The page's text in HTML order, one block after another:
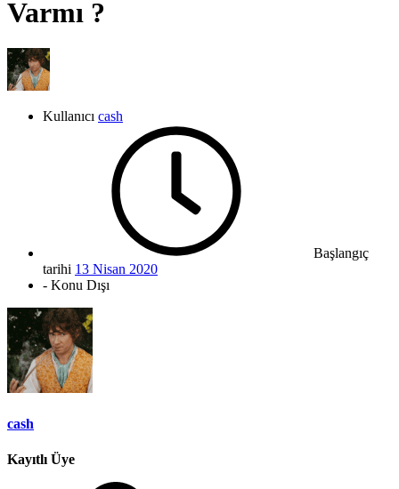
Varmı ?
Kullanıcı cash
Başlangıç
tarihi 13 Nisan 2020
- Konu Dışı
cash
Kayıtlı Üye